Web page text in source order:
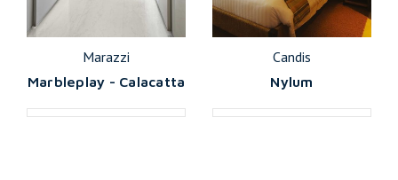
Marazzi
Marbleplay - Calacatta
Candis
Nylum